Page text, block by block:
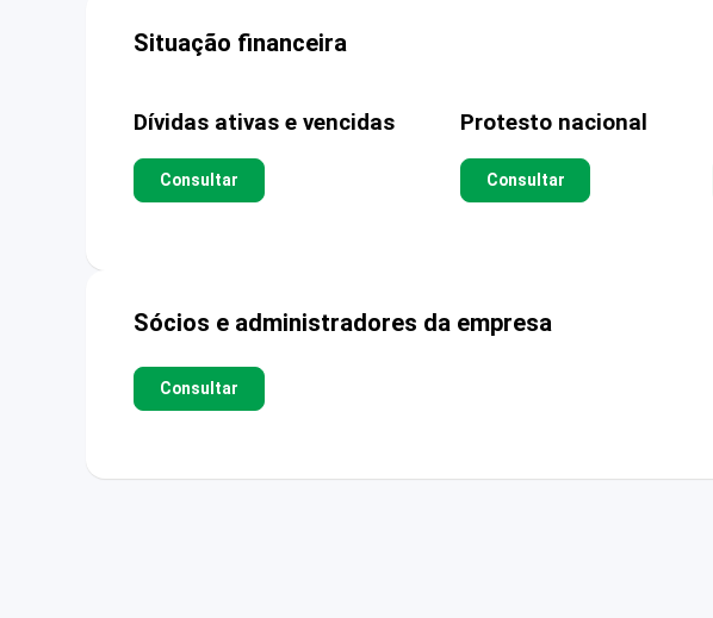
Situação financeira
Dívidas ativas e vencidas
Consultar
Protesto nacional
Consultar
Sócios e administradores da empresa
Consultar